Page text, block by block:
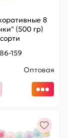
8
(500 гр)
159
Оптовая